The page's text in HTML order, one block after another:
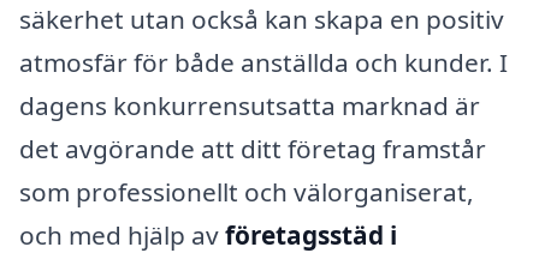
säkerhet utan också kan skapa en positiv
atmosfär för både anställda och kunder. I
dagens konkurrensutsatta marknad är
det avgörande att ditt företag framstår
som professionellt och välorganiserat,
och med hjälp avföretagsstäd i